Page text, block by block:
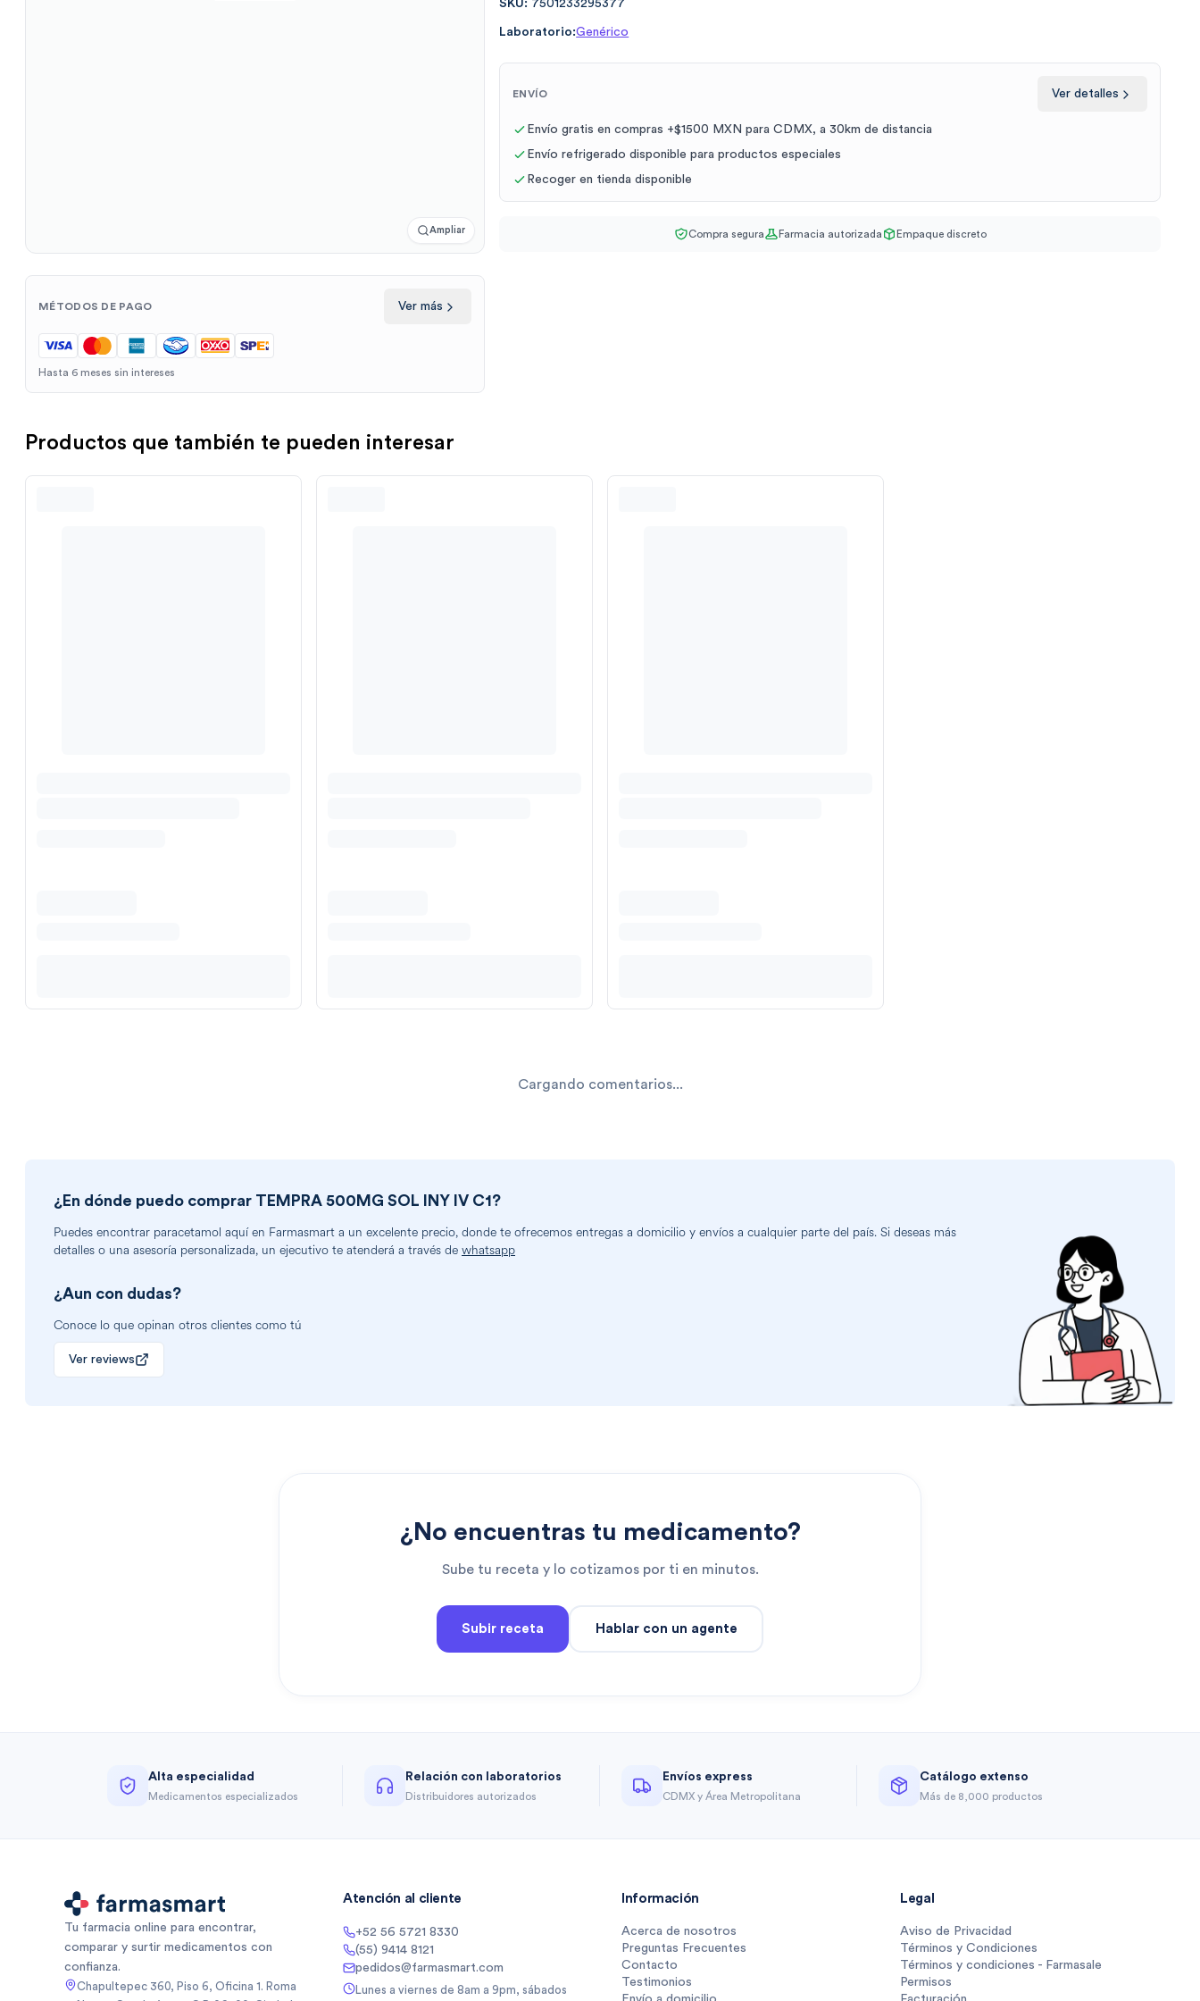
Ampliar
MÉTODOS DE PAGO Ver más
Hasta 6 meses sin intereses
SKU: 7501233295377
Laboratorio:Genérico
ENVÍO Ver detalles
Envío gratis en compras +$1500 MXN para CDMX, a 30km de distancia
Envío refrigerado disponible para productos especiales
Recoger en tienda disponible
Compra segura Farmacia autorizada Empaque discreto
Productos que también te pueden interesar
Cargando comentarios...
¿En dónde puedo comprar TEMPRA 500MG SOL INY IV C1?
Puedes encontrar paracetamol aquí en Farmasmart a un excelente precio, donde te ofrecemos entregas a domicilio y envíos a cualquier parte del país. Si deseas más
detalles o una asesoría personalizada, un ejecutivo te atenderá a través de whatsapp
¿Aun con dudas?
Conoce lo que opinan otros clientes como tú
Ver reviews
¿No encuentras tu medicamento?
Sube tu receta y lo cotizamos por ti en minutos.
Subir receta Hablar con un agente
Alta especialidad
Medicamentos especializados
Relación con laboratorios
Distribuidores autorizados
Envíos express
CDMX y Área Metropolitana
Catálogo extenso
Más de 8,000 productos
Tu farmacia online para encontrar,
comparar y surtir medicamentos con
confianza.
Chapultepec 360, Piso 6, Oficina 1. Roma
Atención al cliente
+52 56 5721 8330
(55) 9414 8121
pedidos@farmasmart.com
Lunes a viernes de 8am a 9pm, sábados
Información
Acerca de nosotros
Preguntas Frecuentes
Contacto
Testimonios
Legal
Aviso de Privacidad
Términos y Condiciones
Términos y condiciones - Farmasale
Permisos